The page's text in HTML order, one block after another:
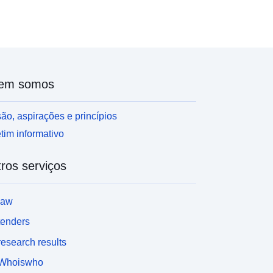
dB(A) e um Ln de 65 dB(A). O nível de ruído
indicadores regulamentares: o «Ln» (noite de nível)
e o «Lden» (nível diurno-noite) (um indicador
para esta camada geográfica), que são
sonoro médio para o período noturno (22h-6h).
mesmo nível de ruído, que é maior à noite e à
em comparação com o dia.
somos
aspirações e princípios
informativo
serviços
results